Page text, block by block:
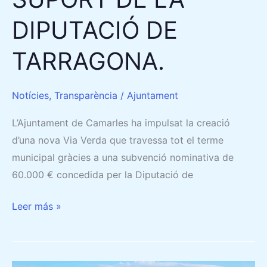
DIPUTACIÓ DE
TARRAGONA.
Notícies, Transparència / Ajuntament
L’Ajuntament de Camarles ha impulsat la creació
d’una nova Via Verda que travessa tot el terme
municipal gràcies a una subvenció nominativa de
60.000 € concedida per la Diputació de
Leer más »